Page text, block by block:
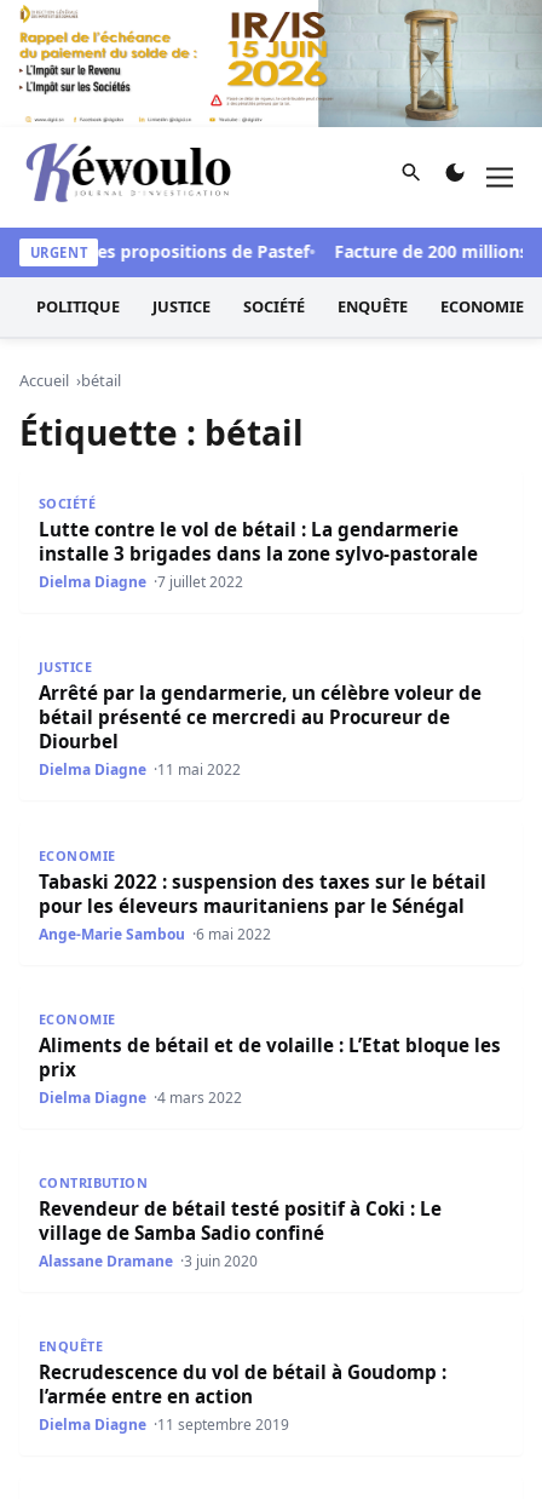
Aller au contenu
Kéwoulo, le premier site d'information et d'investigation
Rechercher
URGENTles propositions de Pastef Facture de 200 millions
POLITIQUE JUSTICE SOCIÉTÉ ENQUÊTE ECONOMIE
Accueil bétail
Étiquette : bétail
SOCIÉTÉ
Lutte contre le vol de bétail : La gendarmerie
installe 3 brigades dans la zone sylvo-pastorale
Dielma Diagne 7 juillet 2022
JUSTICE
Arrêté par la gendarmerie, un célèbre voleur de
bétail présenté ce mercredi au Procureur de
Diourbel
Dielma Diagne 11 mai 2022
ECONOMIE
Tabaski 2022 : suspension des taxes sur le bétail
pour les éleveurs mauritaniens par le Sénégal
Ange-Marie Sambou 6 mai 2022
ECONOMIE
Aliments de bétail et de volaille : L’Etat bloque les
prix
Dielma Diagne 4 mars 2022
CONTRIBUTION
Revendeur de bétail testé positif à Coki : Le
village de Samba Sadio confiné
Alassane Dramane 3 juin 2020
ENQUÊTE
Recrudescence du vol de bétail à Goudomp :
l’armée entre en action
Dielma Diagne 11 septembre 2019